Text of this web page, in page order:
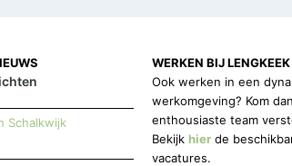
Schalkwijk
WERKEN BIJ LENGKEEK
Ook werken in een
werkomgeving? Kom
enthousiaste team
Bekijk hier de
vacatures.